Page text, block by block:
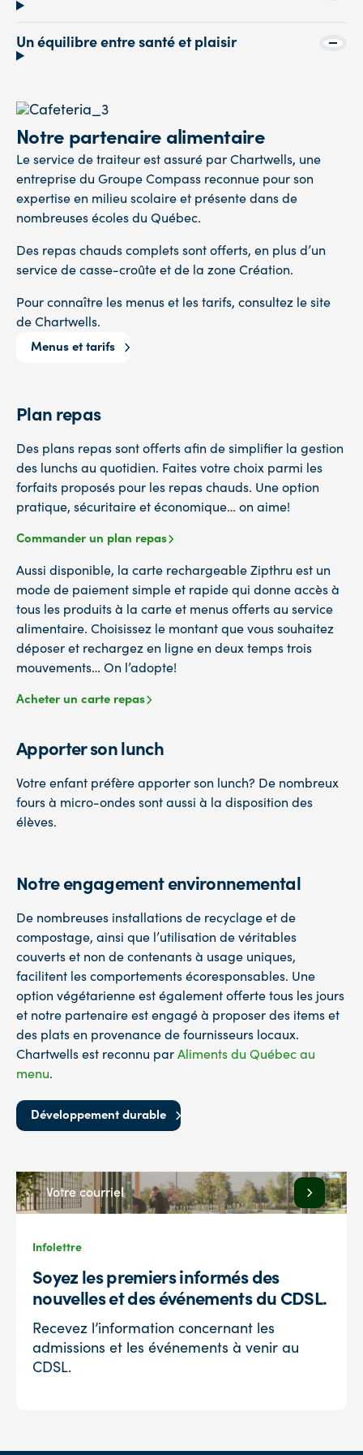
Un équilibre entre santé et plaisir
Notre partenaire alimentaire
Le service de traiteur est assuré par Chartwells, une
entreprise du Groupe Compass reconnue pour son
expertise en milieu scolaire et présente dans de
nombreuses écoles du Québec.
Des repas chauds complets sont offerts, en plus d’un
service de casse-croûte et de la zone Création.
Pour connaître les menus et les tarifs, consultez le site
de Chartwells.
Menus et tarifs
Plan repas
Des plans repas sont offerts afin de simplifier la gestion
des lunchs au quotidien. Faites votre choix parmi les
forfaits proposés pour les repas chauds. Une option
pratique, sécuritaire et économique… on aime!
Commander un plan repas
Aussi disponible, la carte rechargeable Zipthru est un
mode de paiement simple et rapide qui donne accès à
tous les produits à la carte et menus offerts au service
alimentaire. Choisissez le montant que vous souhaitez
déposer et rechargez en ligne en deux temps trois
mouvements… On l’adopte!
Acheter un carte repas
Apporter son lunch
Votre enfant préfère apporter son lunch? De nombreux
fours à micro-ondes sont aussi à la disposition des
élèves.
Notre engagement environnemental
De nombreuses installations de recyclage et de
compostage, ainsi que l’utilisation de véritables
couverts et non de contenants à usage uniques,
facilitent les comportements écoresponsables. Une
option végétarienne est également offerte tous les jours
et notre partenaire est engagé à proposer des items et
des plats en provenance de fournisseurs locaux.
Chartwells est reconnu par Aliments du Québec au
menu.
Développement durable
Infolettre
Soyez les premiers informés des
nouvelles et des événements du CDSL.
Recevez l’information concernant les
admissions et les événements à venir au
CDSL.